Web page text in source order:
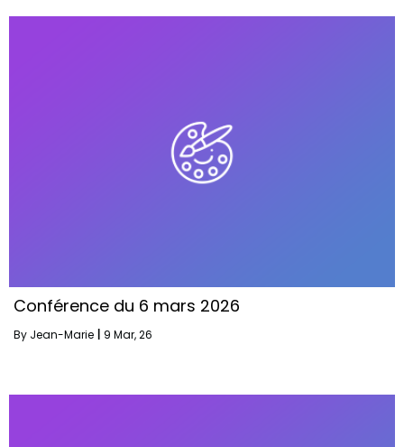
Conférence du 6 mars 2026
By Jean-Marie 9 Mar, 26